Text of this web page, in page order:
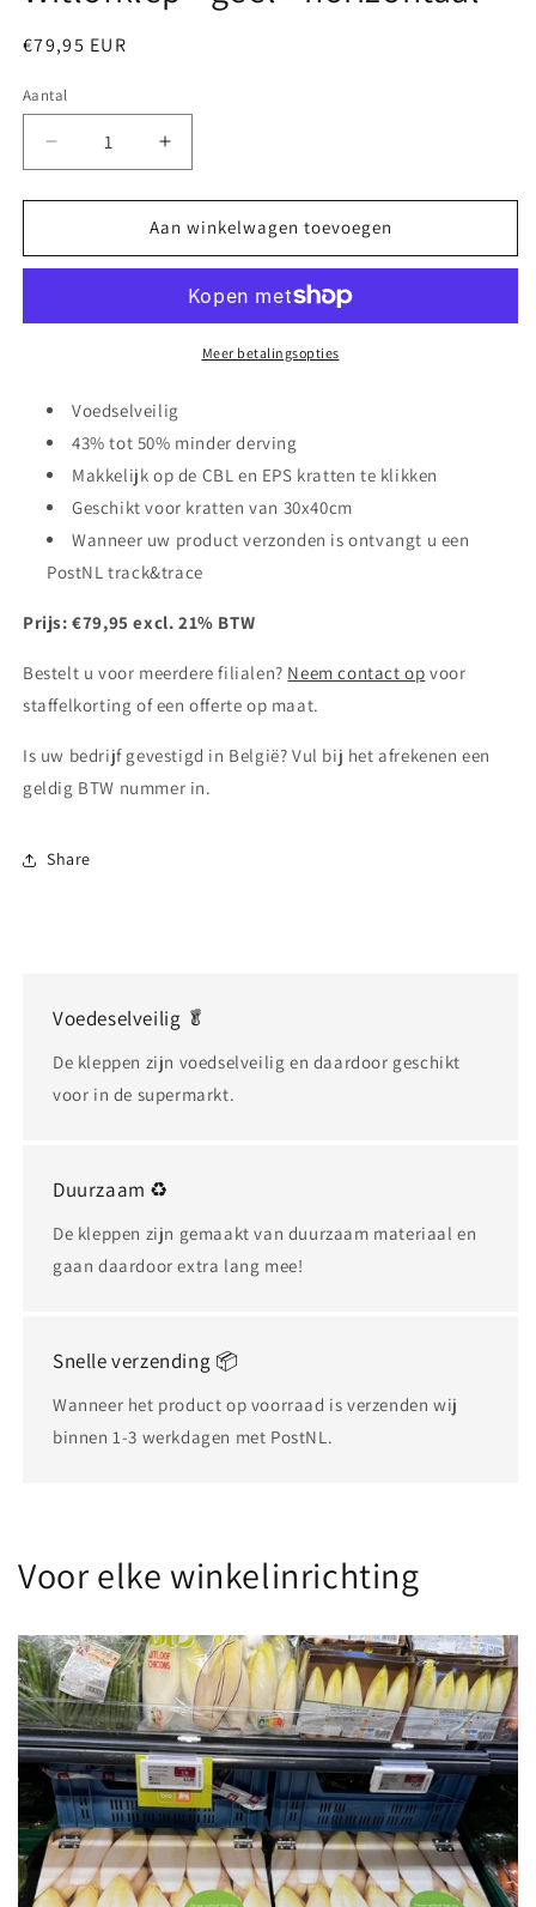
Normale
€79,95 EUR
Aantal
Aantal
Aantal
verlagen
voor
-
horizontaal
Aantal
verhogen
voor
Witlofklep
-
horizontaal
Aan winkelwagen toevoegen
Meer betalingsopties
Voedselveilig
43% tot 50% minder derving
Makkelijk op de CBL en EPS kratten te klikken
Geschikt voor kratten van 30x40cm
Wanneer uw product verzonden is ontvangt u een
PostNL track&trace
Prijs: €79,95 excl. 21% BTW
Bestelt u voor meerdere filialen? Neem contact op voor
staffelkorting of een offerte op maat.
Is uw bedrijf gevestigd in België? Vul bij het afrekenen een
geldig BTW nummer in.
Share
Voedeselveilig 🥬
De kleppen zijn voedselveilig en daardoor geschikt
voor in de supermarkt.
Duurzaam ♻️
De kleppen zijn gemaakt van duurzaam materiaal en
gaan daardoor extra lang mee!
Snelle verzending 📦
Wanneer het product op voorraad is verzenden wij
binnen 1-3 werkdagen met PostNL.
Voor elke winkelinrichting